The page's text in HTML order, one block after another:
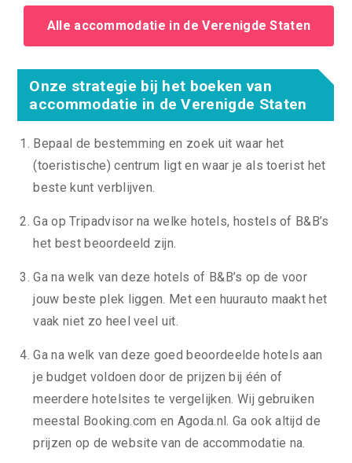
Alle accommodatie in de Verenigde Staten
Onze strategie bij het boeken van
accommodatie in de Verenigde Staten
Bepaal de bestemming en zoek uit waar het
(toeristische) centrum ligt en waar je als toerist het
beste kunt verblijven.
Ga op Tripadvisor na welke hotels, hostels of B&B’s
het best beoordeeld zijn.
Ga na welk van deze hotels of B&B’s op de voor
jouw beste plek liggen. Met een huurauto maakt het
vaak niet zo heel veel uit.
Ga na welk van deze goed beoordeelde hotels aan
je budget voldoen door de prijzen bij één of
meerdere hotelsites te vergelijken. Wij gebruiken
meestal Booking.com en Agoda.nl. Ga ook altijd de
prijzen op de website van de accommodatie na.